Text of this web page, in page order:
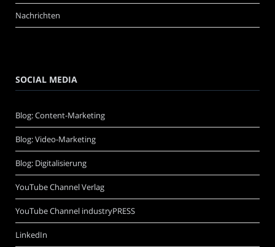
Nachrichten
SOCIAL MEDIA
Blog: Content-Marketing
Blog: Video-Marketing
Blog: Digitalisierung
YouTube Channel Verlag
YouTube Channel industryPRESS
LinkedIn